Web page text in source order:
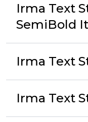
Irma Text
SemiBold
Irma Text
Irma Text